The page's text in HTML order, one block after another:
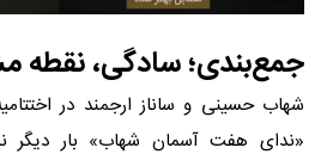
جمع‌بندی؛ سادگی، نقطه
شهاب حسینی و ساناز ارجمند در
«ندای هفت آسمان شهاب» بار دیگر